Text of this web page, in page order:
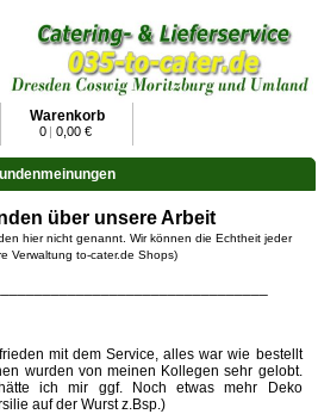
Warenkorb
0 | 0,00 €
über unsere Arbeit
hier nicht genannt. Wir können die Echtheit jeder
Verwaltung to-cater.de Shops)
mit dem Service, alles war wie bestellt
wurden von meinen Kollegen sehr gelobt.
ich mir ggf. Noch etwas mehr Deko
auf der Wurst z.Bsp.)